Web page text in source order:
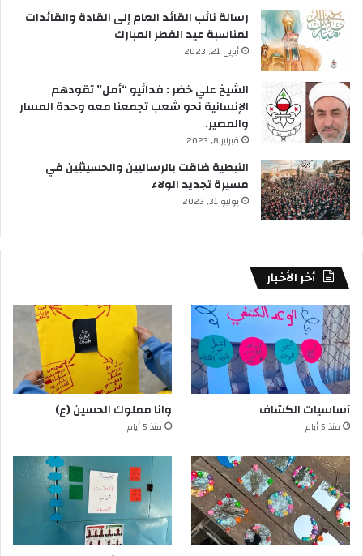
رسالة نائب القائد العام إلى القادة والقائدات
لمناسبة عيد الفطر المبارك
أبريل 21, 2023
الشيخ علي خضر : فدائيو “أمل” تقودهم
الإنسانية نحو شعب تجمعنا معه وحدة المسار
والمصير.
فبراير 8, 2023
النبطية ضاقت بالرساليين والحسينيّين في
مسيرة تجديد الولاء
يوليو 31, 2023
أخر الأخبار
أساسيات الكشاف
منذ 5 أيام
وانا مملوك الحسين (ع)
منذ 5 أيام